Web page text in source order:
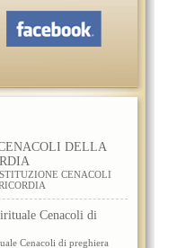
DELLA
CENACOLI
Cenacoli di
Cenacoli di preghiera